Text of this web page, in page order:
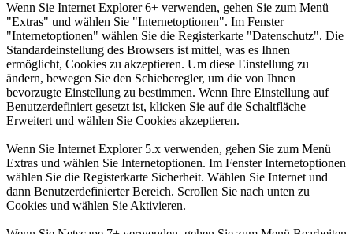
Wenn Sie Internet Explorer 6+ verwenden, gehen Sie zum Menü
"Extras" und wählen Sie "Internetoptionen". Im Fenster
"Internetoptionen" wählen Sie die Registerkarte "Datenschutz". Die
Standardeinstellung des Browsers ist mittel, was es Ihnen
ermöglicht, Cookies zu akzeptieren. Um diese Einstellung zu
ändern, bewegen Sie den Schieberegler, um die von Ihnen
bevorzugte Einstellung zu bestimmen. Wenn Ihre Einstellung auf
Benutzerdefiniert gesetzt ist, klicken Sie auf die Schaltfläche
Erweitert und wählen Sie Cookies akzeptieren.
Wenn Sie Internet Explorer 5.x verwenden, gehen Sie zum Menü
Extras und wählen Sie Internetoptionen. Im Fenster Internetoptionen
wählen Sie die Registerkarte Sicherheit. Wählen Sie Internet und
dann Benutzerdefinierter Bereich. Scrollen Sie nach unten zu
Cookies und wählen Sie Aktivieren.